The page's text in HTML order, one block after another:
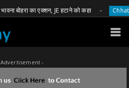
का एक्शन, JE हटाने को कहा Chhattisgarh
-